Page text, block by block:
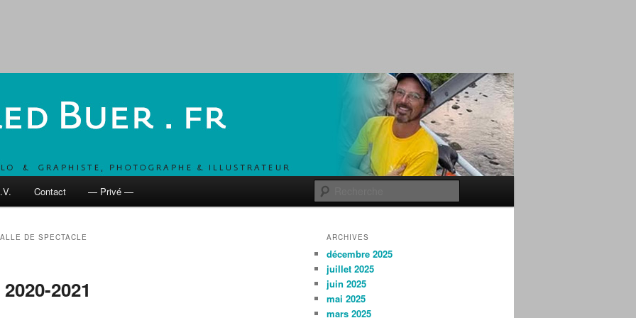
fr
UN COMBO POUR DÉVELOPPER LES MOBILITÉS ACTIVES
Contact — Privé —
DE SPECTACLE
2021
ARCHIVES
décembre 2025
juillet 2025
juin 2025
mai 2025
mars 2025